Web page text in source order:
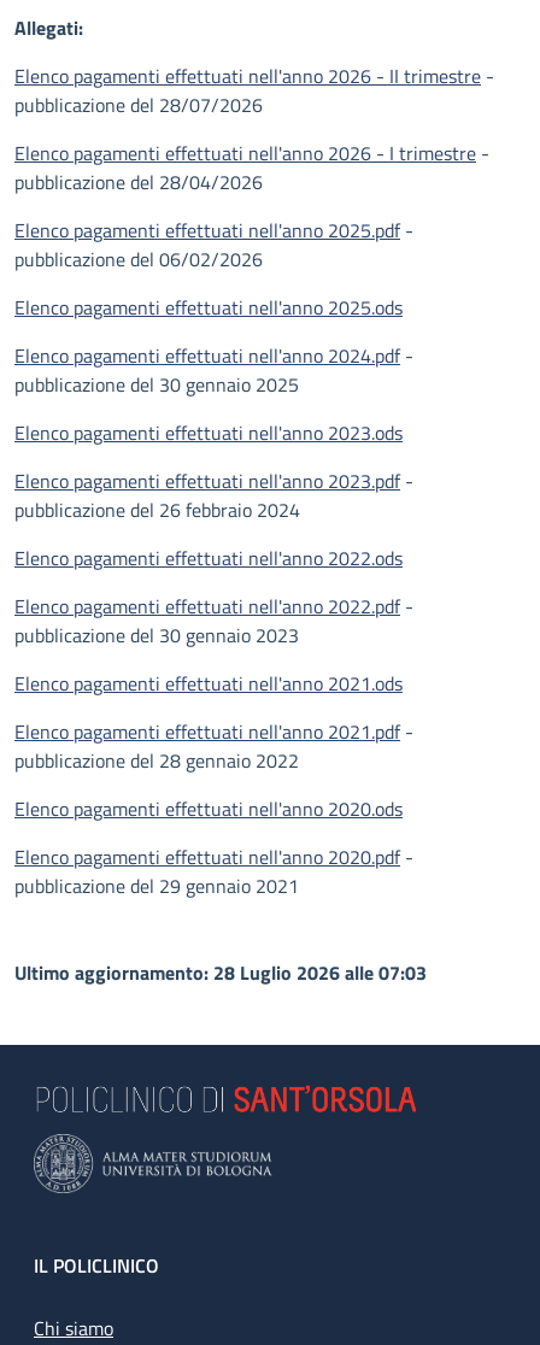
Allegati:
Elenco pagamenti effettuati nell'anno 2026 - II trimestre -
pubblicazione del 28/07/2026
Elenco pagamenti effettuati nell'anno 2026 - I trimestre -
pubblicazione del 28/04/2026
Elenco pagamenti effettuati nell'anno 2025.pdf-
pubblicazione del 06/02/2026
Elenco pagamenti effettuati nell'anno 2025.ods
Elenco pagamenti effettuati nell'anno 2024.pdf-
pubblicazione del 30 gennaio 2025
Elenco pagamenti effettuati nell'anno 2023.ods
Elenco pagamenti effettuati nell'anno 2023.pdf-
pubblicazione del 26 febbraio 2024
Elenco pagamenti effettuati nell'anno 2022.ods
Elenco pagamenti effettuati nell'anno 2022.pdf-
pubblicazione del 30 gennaio 2023
Elenco pagamenti effettuati nell'anno 2021.ods
Elenco pagamenti effettuati nell'anno 2021.pdf-
pubblicazione del 28 gennaio 2022
Elenco pagamenti effettuati nell'anno 2020.ods
Elenco pagamenti effettuati nell'anno 2020.pdf-
pubblicazione del 29 gennaio 2021
Ultimo aggiornamento: 28 Luglio 2026 alle 07:03
Footer
IL POLICLINICO
Chi siamo